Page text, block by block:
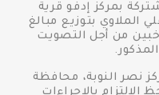
بمركز إدفو قرية
الملاوي بتوزيع مبالغ
على الناخبين من أجل التصويت
نصر النوبة، محافظة
رقم ٣٤ و٣٥: لوحظ الالتزام بالإجراءات